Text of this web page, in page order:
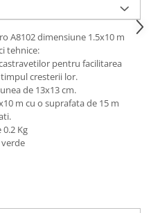
A8102 dimensiune 1.5x10 m
tehnice:
pentru facilitarea
cresterii lor.
de 13x13 cm.
m cu o suprafata de 15 m
Kg